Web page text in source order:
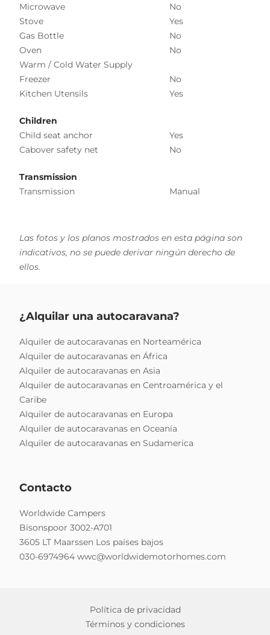
Microwave
No
Stove
Yes
Gas Bottle
No
Oven
No
Warm / Cold Water Supply
Freezer
No
Kitchen Utensils
Yes
Children
Child seat anchor
Yes
Cabover safety net
No
Transmission
Transmission
Manual
Las fotos y los planos mostrados en esta página son
indicativos, no se puede derivar ningún derecho de
ellos.
¿Alquilar una autocaravana?
Alquiler de autocaravanas en Norteamérica
Alquiler de autocaravanas en África
Alquiler de autocaravanas en Asia
Alquiler de autocaravanas en Centroamérica y el
Caribe
Alquiler de autocaravanas en Europa
Alquiler de autocaravanas en Oceanía
Alquiler de autocaravanas en Sudamerica
Contacto
Worldwide Campers
Bisonspoor 3002-A701
3605 LT Maarssen Los países bajos
030-6974964 wwc@worldwidemotorhomes.com
Política de privacidad
Términos y condiciones